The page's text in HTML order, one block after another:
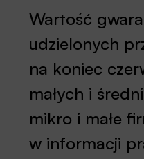
Wartość
udzielonych
na koniec
małych i
mikro i małe
w informacji